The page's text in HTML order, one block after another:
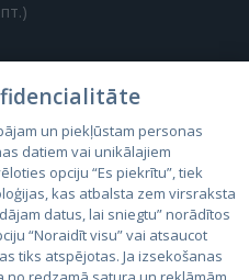
un piekļūstam personas
datiem vai unikālajiem
opciju “Es piekrītu”, tiek
kas atbalsta zem virsraksta
datus, lai sniegtu” norādītos
“Noraidīt visu” vai atsaucot
tiks atspējotas. Ja izsekošanas